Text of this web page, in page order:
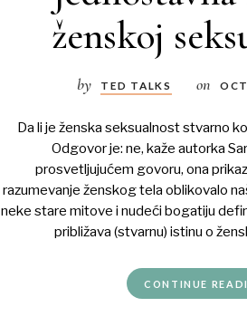
ženskoj
by TED TALKS on
Da li je ženska seksualnost stvarno
Odgovor je: ne, kaže autorka
prosvetljujućem govoru, ona
razumevanje ženskog tela oblikovalo
neke stare mitove i nudeći bogatiju
približava (stvarnu) istinu o
CONTINUE